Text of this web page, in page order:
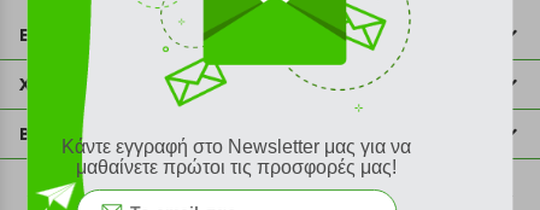
Επικοινωνία
211 2000 700
info@plus4u.gr
Χρήσιμες πληροφορίες
Η εταιρία
Σημεία παραλαβής
Ευκαιρίες καριέρας
Βοήθεια
Εξέλιξη παραγγελίας
Κάντε εγγραφή στο Newsletter μας για να
μαθαίνετε πρώτοι τις προσφορές μας!